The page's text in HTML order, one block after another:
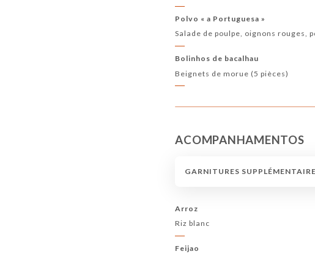
Polvo « a Portuguesa »
Salade de poulpe, oignons
Bolinhos de bacalhau
Beignets de morue (5 pièces)
ACOMPANHAMENTOS
GARNITURES
Arroz
Riz blanc
Feijao